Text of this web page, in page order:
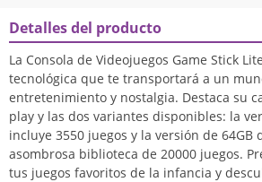
Detalles del producto
La Consola de Videojuegos Game Stick
tecnológica que te transportará a un
entretenimiento y nostalgia. Destaca su
play y las dos variantes disponibles: la
incluye 3550 juegos y la versión de 64GB
asombrosa biblioteca de 20000 juegos.
tus juegos favoritos de la infancia y